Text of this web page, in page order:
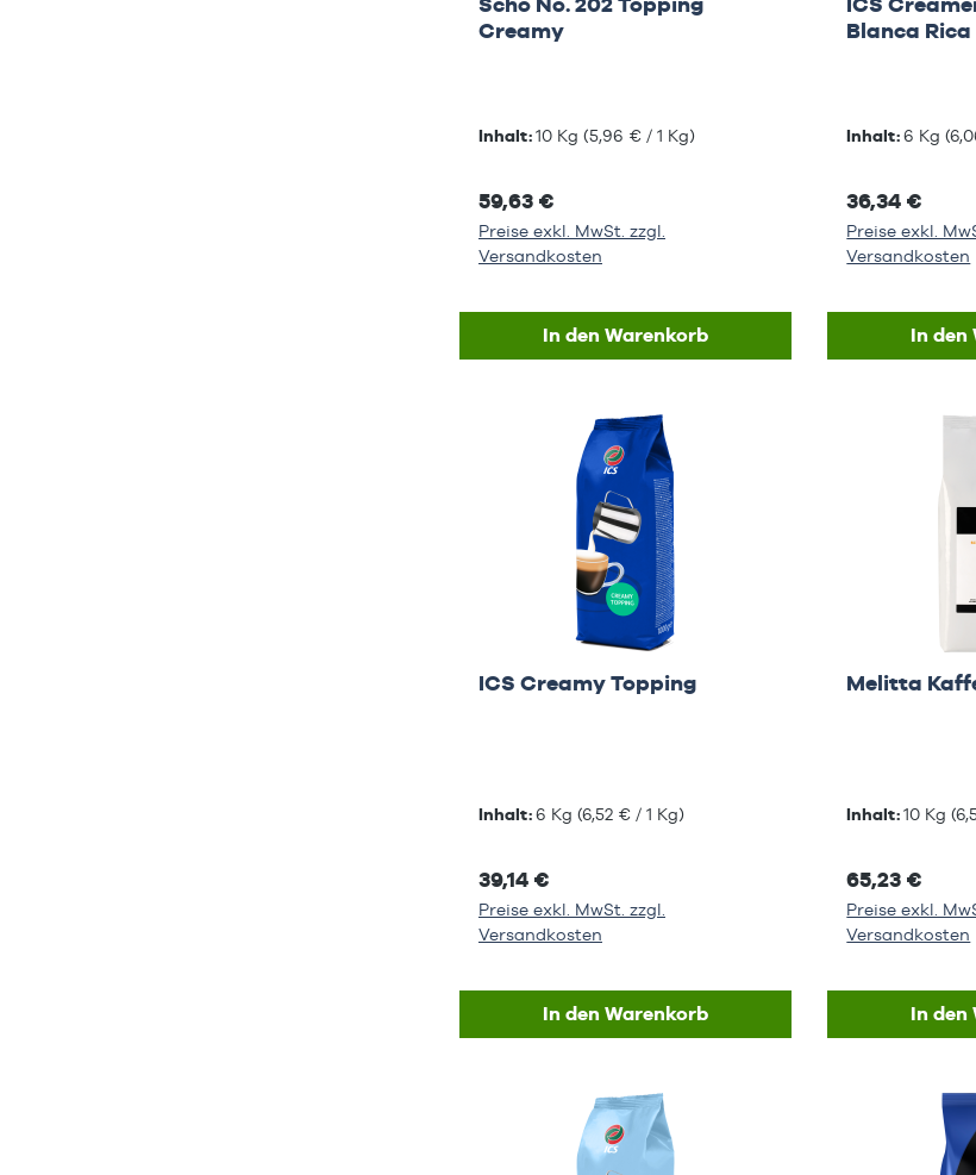
Creamy
Inhalt:10 Kg (5,96 € / 1 Kg)
59,63 €
Preise exkl. MwSt. zzgl.
Versandkosten
In den Warenkorb
Blanca Rica
Inhalt:6 Kg
36,34 €
Preise exkl.
Versandkosten
In den
ICS Creamy Topping
Inhalt:6 Kg (6,52 € / 1 Kg)
39,14 €
Preise exkl. MwSt. zzgl.
Versandkosten
In den Warenkorb
Melitta
Inhalt:10 Kg
65,23 €
Preise exkl.
Versandkosten
In den